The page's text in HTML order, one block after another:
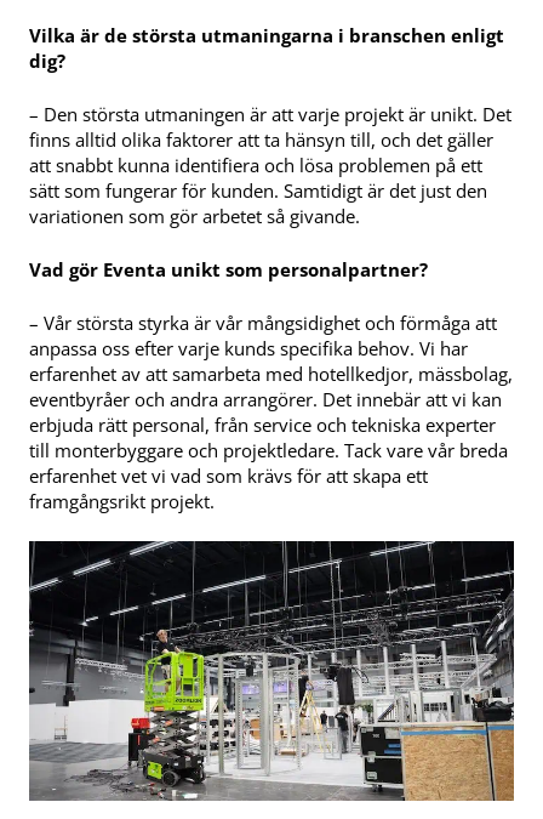
Vilka är de största utmaningarna i branschen enligt
dig?
– Den största utmaningen är att varje projekt är unikt. Det
finns alltid olika faktorer att ta hänsyn till, och det gäller
att snabbt kunna identifiera och lösa problemen på ett
sätt som fungerar för kunden. Samtidigt är det just den
variationen som gör arbetet så givande.
Vad gör Eventa unikt som personalpartner?
– Vår största styrka är vår mångsidighet och förmåga att
anpassa oss efter varje kunds specifika behov. Vi har
erfarenhet av att samarbeta med hotellkedjor, mässbolag,
eventbyråer och andra arrangörer. Det innebär att vi kan
erbjuda rätt personal, från service och tekniska experter
till monterbyggare och projektledare. Tack vare vår breda
erfarenhet vet vi vad som krävs för att skapa ett
framgångsrikt projekt.